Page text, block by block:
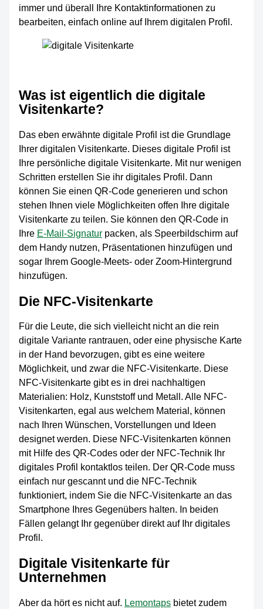
immer und überall Ihre Kontaktinformationen zu
bearbeiten, einfach online auf Ihrem digitalen Profil.
Was ist eigentlich die digitale
Visitenkarte?
Das eben erwähnte digitale Profil ist die Grundlage
Ihrer digitalen Visitenkarte. Dieses digitale Profil ist
Ihre persönliche digitale Visitenkarte. Mit nur wenigen
Schritten erstellen Sie ihr digitales Profil. Dann
können Sie einen QR-Code generieren und schon
stehen Ihnen viele Möglichkeiten offen Ihre digitale
Visitenkarte zu teilen. Sie können den QR-Code in
Ihre E-Mail-Signaturpacken, als Speerbildschirm auf
dem Handy nutzen, Präsentationen hinzufügen und
sogar Ihrem Google-Meets- oder Zoom-Hintergrund
hinzufügen.
Die NFC-Visitenkarte
Für die Leute, die sich vielleicht nicht an die rein
digitale Variante rantrauen, oder eine physische Karte
in der Hand bevorzugen, gibt es eine weitere
Möglichkeit, und zwar die NFC-Visitenkarte. Diese
NFC-Visitenkarte gibt es in drei nachhaltigen
Materialien: Holz, Kunststoff und Metall. Alle NFC-
Visitenkarten, egal aus welchem Material, können
nach Ihren Wünschen, Vorstellungen und Ideen
designet werden. Diese NFC-Visitenkarten können
mit Hilfe des QR-Codes oder der NFC-Technik Ihr
digitales Profil kontaktlos teilen. Der QR-Code muss
einfach nur gescannt und die NFC-Technik
funktioniert, indem Sie die NFC-Visitenkarte an das
Smartphone Ihres Gegenübers halten. In beiden
Fällen gelangt Ihr gegenüber direkt auf Ihr digitales
Profil.
Digitale Visitenkarte für
Unternehmen
Aber da hört es nicht auf. Lemontapsbietet zudem